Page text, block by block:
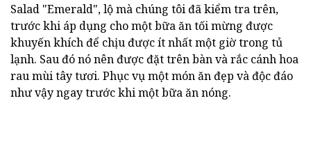
Salad "Emerald", lộ mà chúng tôi đã kiểm tra trên,
trước khi áp dụng cho một bữa ăn tối mừng được
khuyến khích để chịu được ít nhất một giờ trong tủ
lạnh. Sau đó nó nên được đặt trên bàn và rắc cánh hoa
rau mùi tây tươi. Phục vụ một món ăn đẹp và độc đáo
như vậy ngay trước khi một bữa ăn nóng.